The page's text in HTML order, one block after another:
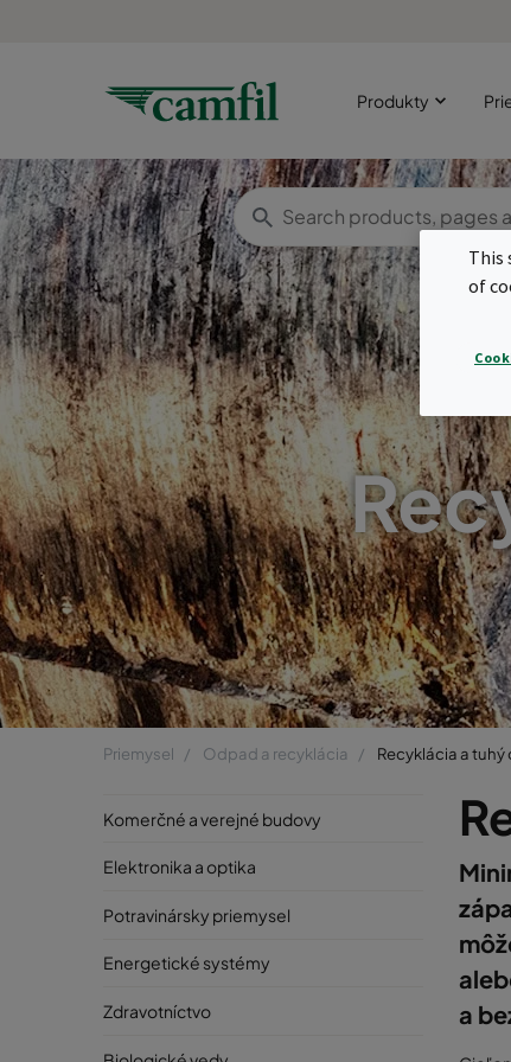
Produkty
Priemysel Odpad a recyklácia Recyklácia a
Komerčné a verejné budovy
Elektronika a optika
Potravinársky priemysel
Energetické systémy
Zdravotníctvo
a
This
of